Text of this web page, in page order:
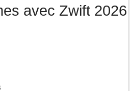
avec Zwift 2026